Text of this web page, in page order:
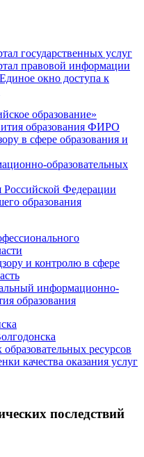
государственных услуг
правовой информации
окно доступа к
образование»
образования ФИРО
в сфере образования и
образовательных
Федерации
образования
и контролю в сфере
информационно-
образования
ресурсов
качества оказания услуг
последствий